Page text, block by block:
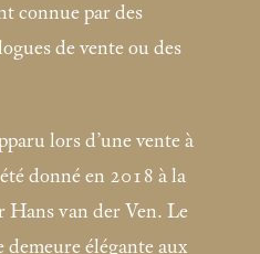
connue par des
de vente ou des
lors d’une vente à
donné en 2018 à la
van der Ven. Le
demeure élégante aux